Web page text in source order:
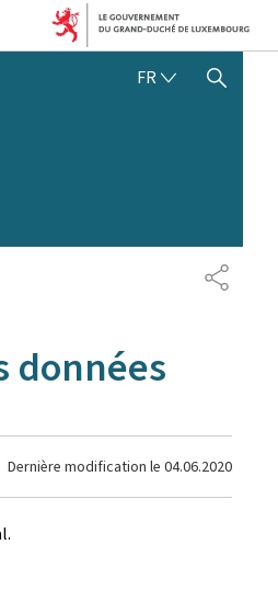
FRFRANÇAIS
AFFICHER / MASQUER
données
Dernière modification le 04.06.2020